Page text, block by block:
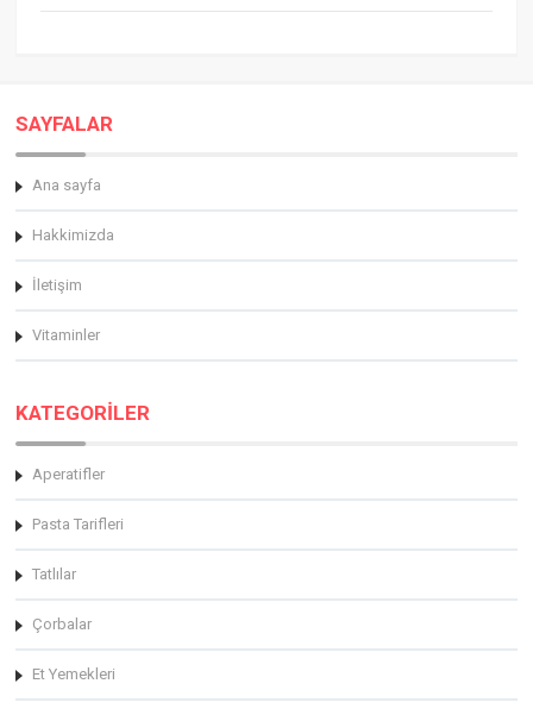
SAYFALAR
Ana sayfa
Hakkimizda
İletişim
Vitaminler
KATEGORİLER
Aperatifler
Pasta Tarifleri
Tatlılar
Çorbalar
Et Yemekleri